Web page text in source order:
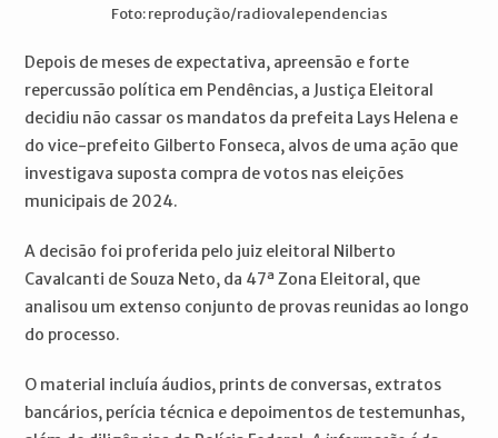
Foto: reprodução/radiovalependencias
Depois de meses de expectativa, apreensão e forte
repercussão política em Pendências, a Justiça Eleitoral
decidiu não cassar os mandatos da prefeita Lays Helena e
do vice-prefeito Gilberto Fonseca, alvos de uma ação que
investigava suposta compra de votos nas eleições
municipais de 2024.
A decisão foi proferida pelo juiz eleitoral Nilberto
Cavalcanti de Souza Neto, da 47ª Zona Eleitoral, que
analisou um extenso conjunto de provas reunidas ao longo
do processo.
O material incluía áudios, prints de conversas, extratos
bancários, perícia técnica e depoimentos de testemunhas,